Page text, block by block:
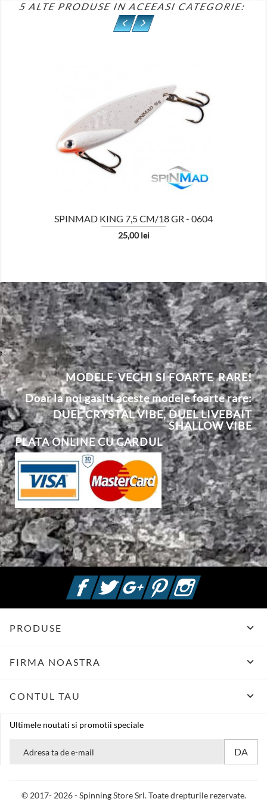
5 ALTE PRODUSE IN ACEEASI CATEGORIE:
SPINMAD KING 7,5 CM/18 GR - 0604
Pret
25,00 lei

MODELE VECHI SI FOARTE RARE!
Doar la noi gasiti aceste modele foarte rare:
DUEL CRYSTAL VIBE,DUELLIVEBAIT
SHALLOW VIBE
PLATA ONLINE CU CARDUL
FacebookTwitterGoogle +PinterestInstagram
PRODUSE 
FIRMA NOASTRA 
CONTUL TAU 
Ultimele noutati si promotii speciale
© 2017- 2026 - Spinning Store Srl. Toate drepturile rezervate.